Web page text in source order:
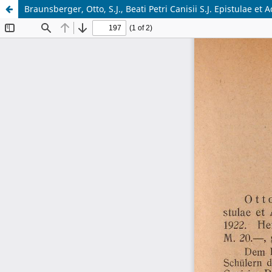
Braunsberger, Otto, S.J., Beati Petri Canisii S.J. Epistulae et